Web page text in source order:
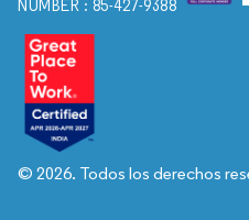
NUMBER : 85-427-9388
© 2026. Todos los derechos